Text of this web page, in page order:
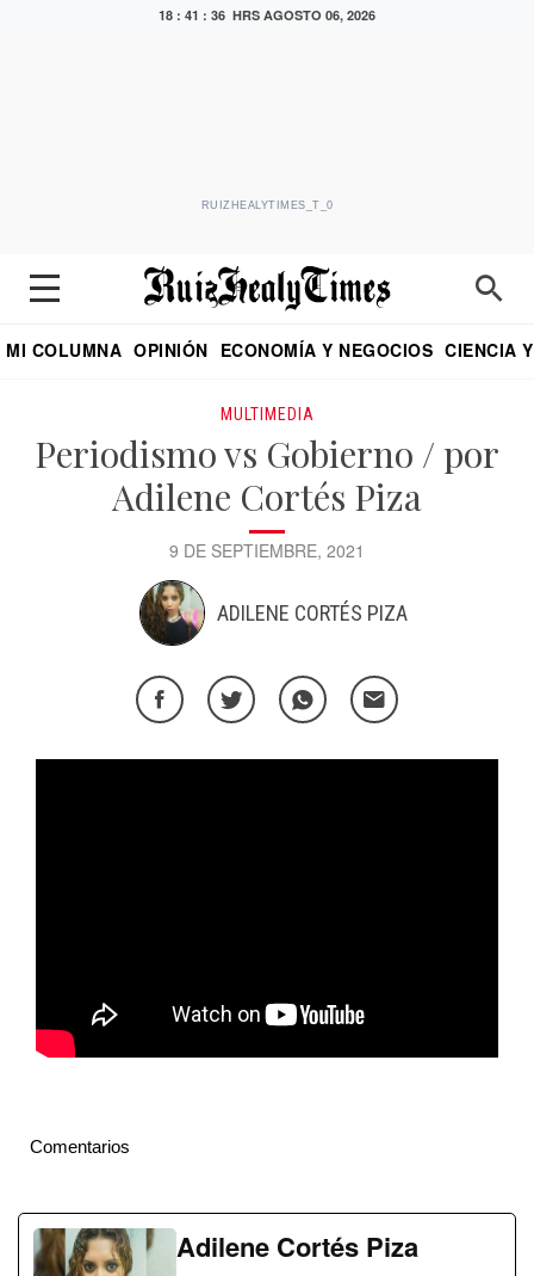
18 : 41 : 36 HRS AGOSTO 06, 2026
RUIZHEALYTIMES_T_0
MI COLUMNA OPINIÓN ECONOMÍA Y NEGOCIOS CIENCIA
MULTIMEDIA
Periodismo vs Gobierno / por
Adilene Cortés Piza
9 DE SEPTIEMBRE, 2021
ADILENE CORTÉS PIZA
Comentarios
Adilene Cortés Piza